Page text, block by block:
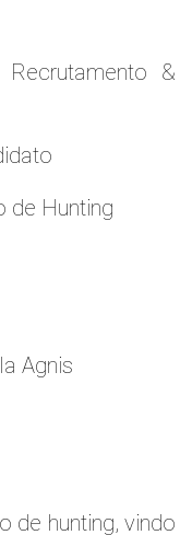
&
de Hunting
Agnis
de hunting, vindo